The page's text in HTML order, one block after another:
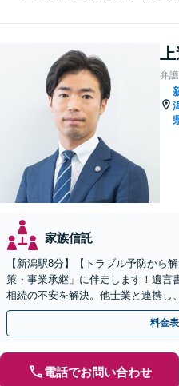
弁
家族信託
【新潟駅8分】【トラブル予防から
策・事業承継」に伴走します！遺言
相続の不安を解決。他士業と連携し
る身近なパートナーです。【顧問先
料金
電話でお問い合わせ